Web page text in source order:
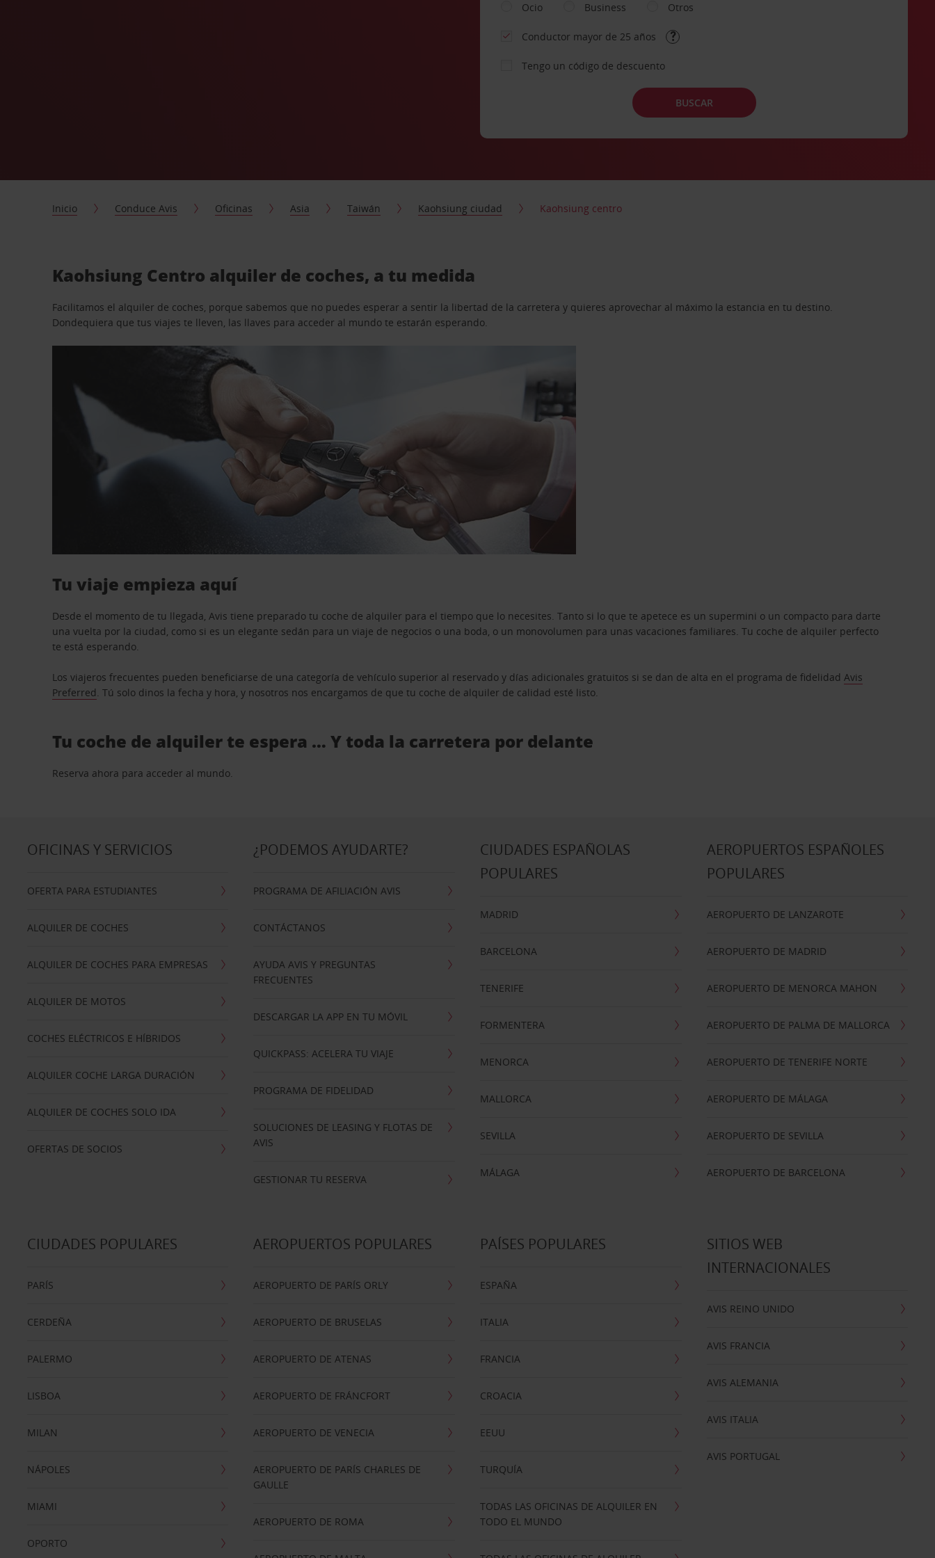
Ocio
Business Otros
Conductor mayor de 25 años
Tengo un código de descuento
BUSCAR
Inicio Conduce Avis Oficinas Asia Taiwán Kaohsiung ciudad Kaohsiung centro
Kaohsiung Centro alquiler de coches, a tu medida
Facilitamos el alquiler de coches, porque sabemos que no puedes esperar a sentir la libertad de la carretera y quieres aprovechar al máximo la estancia en tu destino.
Dondequiera que tus viajes te lleven, las llaves para acceder al mundo te estarán esperando.
Tu viaje empieza aquí
Desde el momento de tu llegada, Avis tiene preparado tu coche de alquiler para el tiempo que lo necesites. Tanto si lo que te apetece es un supermini o un compacto para darte
una vuelta por la ciudad, como si es un elegante sedán para un viaje de negocios o una boda, o un monovolumen para unas vacaciones familiares. Tu coche de alquiler perfecto
te está esperando.
Los viajeros frecuentes pueden beneficiarse de una categoría de vehículo superior al reservado y días adicionales gratuitos si se dan de alta en el programa de fidelidadAvis
Preferred. Tú solo dinos la fecha y hora, y nosotros nos encargamos de que tu coche de alquiler de calidad esté listo.
Tu coche de alquiler te espera … Y toda la carretera por delante
Reserva ahora para acceder al mundo.
OFICINAS Y SERVICIOS
OFERTA PARA ESTUDIANTES
ALQUILER DE COCHES
ALQUILER DE COCHES PARA EMPRESAS
ALQUILER DE MOTOS
COCHES ELÉCTRICOS E HÍBRIDOS
ALQUILER COCHE LARGA DURACIÓN
ALQUILER DE COCHES SOLO IDA
OFERTAS DE SOCIOS
¿PODEMOS AYUDARTE?
PROGRAMA DE AFILIACIÓN AVIS
CONTÁCTANOS
AYUDA AVIS Y PREGUNTAS
FRECUENTES
DESCARGAR LA APP EN TU MÓVIL
QUICKPASS: ACELERA TU VIAJE
PROGRAMA DE FIDELIDAD
SOLUCIONES DE LEASING Y FLOTAS DE
AVIS
GESTIONAR TU RESERVA
CIUDADES ESPAÑOLAS
POPULARES
MADRID
BARCELONA
TENERIFE
FORMENTERA
MENORCA
MALLORCA
SEVILLA
MÁLAGA
AEROPUERTOS ESPAÑOLES
POPULARES
AEROPUERTO DE LANZAROTE
AEROPUERTO DE MADRID
AEROPUERTO DE MENORCA MAHON
AEROPUERTO DE PALMA DE MALLORCA
AEROPUERTO DE TENERIFE NORTE
AEROPUERTO DE MÁLAGA
AEROPUERTO DE SEVILLA
AEROPUERTO DE BARCELONA
CIUDADES POPULARES
PARÍS
CERDEÑA
PALERMO
LISBOA
MILAN
NÁPOLES
MIAMI
OPORTO
AEROPUERTOS POPULARES
AEROPUERTO DE PARÍS ORLY
AEROPUERTO DE BRUSELAS
AEROPUERTO DE ATENAS
AEROPUERTO DE FRÁNCFORT
AEROPUERTO DE VENECIA
AEROPUERTO DE PARÍS CHARLES DE
GAULLE
AEROPUERTO DE ROMA
PAÍSES POPULARES
ESPAÑA
ITALIA
FRANCIA
CROACIA
EEUU
TURQUÍA
TODAS LAS OFICINAS DE ALQUILER EN
TODO EL MUNDO
SITIOS WEB
INTERNACIONALES
AVIS REINO UNIDO
AVIS FRANCIA
AVIS ALEMANIA
AVIS ITALIA
AVIS PORTUGAL